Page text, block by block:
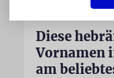
Diese
Vornamen
am